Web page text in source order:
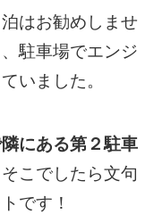
はお勧めしませ
駐車場でエンジ
いました。
にある第２駐車
こでしたら文句
です！